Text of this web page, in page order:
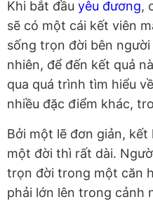
Khi bắt đầu yêu đương,
sẽ có một cái kết viên
sống trọn đời bên
nhiên, để đến kết quả
qua quá trình tìm hiểu
nhiều đặc điểm khác,
Bởi một lẽ đơn giản, kết
một đời thì rất dài.
trọn đời trong một căn
phải lớn lên trong cảnh